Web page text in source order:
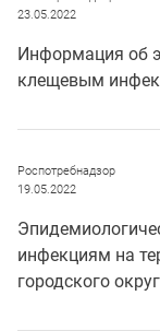
23.05.2022
Информация об
клещевым
Роспотребнадзор
19.05.2022
инфекциям на
городского